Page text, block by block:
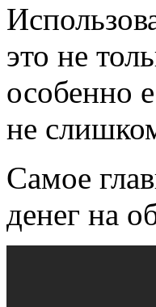
это не
особенно
не
Самое
денег на